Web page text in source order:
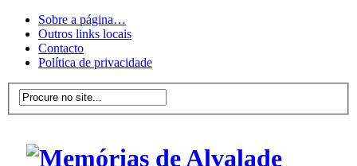
Sobre a página…
Outros links locais
Contacto
Política de privacidade